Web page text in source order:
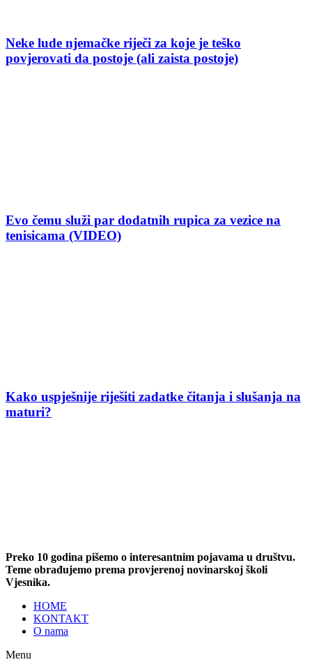
Neke lude njemačke riječi za koje je teško
povjerovati da postoje (ali zaista postoje)
Evo čemu služi par dodatnih rupica za vezice na
tenisicama (VIDEO)
Kako uspješnije riješiti zadatke čitanja i slušanja na
maturi?
Preko 10 godina pišemo o interesantnim pojavama u društvu.
Teme obrađujemo prema provjerenoj novinarskoj školi
Vjesnika.
HOME
KONTAKT
O nama
Menu